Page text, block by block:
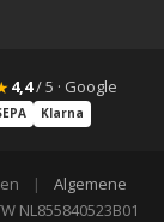
4,4/ 5 · Google
Klarna
|
Algemene
NL855840523B01